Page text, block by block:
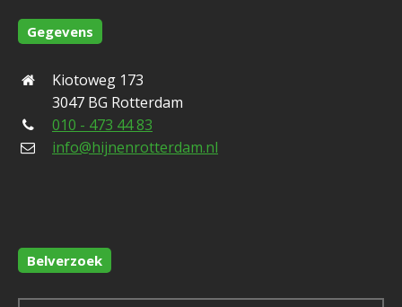
Gegevens
Kiotoweg 173
3047 BG Rotterdam
010 - 473 44 83
info@hijnenrotterdam.nl
Belverzoek